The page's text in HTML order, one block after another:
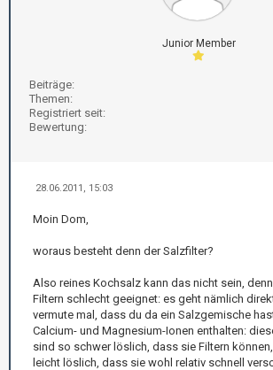
Junior Member
Beiträge:
Themen:
Registriert seit:
Bewertung:
28.06.2011, 15:03
Moin Dom,
woraus besteht denn der Salzfilter?
Also reines Kochsalz kann das nicht sein,
Filtern schlecht geeignet: es geht nämlich
vermute mal, dass du da ein Salzgemische
Calcium- und Magnesium-Ionen enthalten:
sind so schwer löslich, dass sie Filtern
leicht löslich, dass sie wohl relativ schnell